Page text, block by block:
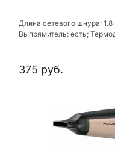
Длина сетевого шнура:
Выпрямитель: есть;
375 руб.